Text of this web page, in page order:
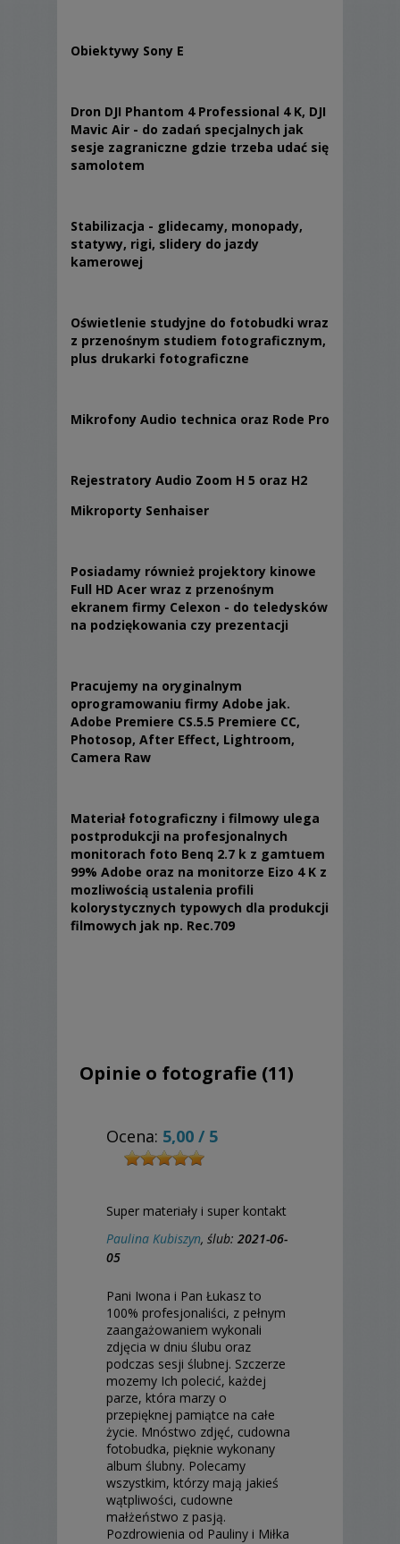
Obiektywy Sony E
Dron DJI Phantom 4 Professional 4 K, DJI
Mavic Air - do zadań specjalnych jak
sesje zagraniczne gdzie trzeba udać się
samolotem
Stabilizacja - glidecamy, monopady,
statywy, rigi, slidery do jazdy
kamerowej
Oświetlenie studyjne do fotobudki wraz
z przenośnym studiem fotograficznym,
plus drukarki fotograficzne
Mikrofony Audio technica oraz Rode Pro
Rejestratory Audio Zoom H 5 oraz H2
Mikroporty Senhaiser
Posiadamy również projektory kinowe
Full HD Acer wraz z przenośnym
ekranem firmy Celexon - do teledysków
na podziękowania czy prezentacji
Pracujemy na oryginalnym
oprogramowaniu firmy Adobe jak.
Adobe Premiere CS.5.5 Premiere CC,
Photosop, After Effect, Lightroom,
Camera Raw
Materiał fotograficzny i filmowy ulega
postprodukcji na profesjonalnych
monitorach foto Benq 2.7 k z gamtuem
99% Adobe oraz na monitorze Eizo 4 K z
mozliwością ustalenia profili
kolorystycznych typowych dla produkcji
filmowych jak np. Rec.709
Opinie o fotografie (11)
Ocena: 5,00 / 5
Super materiały i super kontakt
Paulina Kubiszyn, ślub: 2021-06-
05
Pani Iwona i Pan Łukasz to
100% profesjonaliści, z pełnym
zaangażowaniem wykonali
zdjęcia w dniu ślubu oraz
podczas sesji ślubnej. Szczerze
mozemy Ich polecić, każdej
parze, która marzy o
przepięknej pamiątce na całe
życie. Mnóstwo zdjęć, cudowna
fotobudka, pięknie wykonany
album ślubny. Polecamy
wszystkim, którzy mają jakieś
wątpliwości, cudowne
małżeństwo z pasją.
Pozdrowienia od Pauliny i Miłka